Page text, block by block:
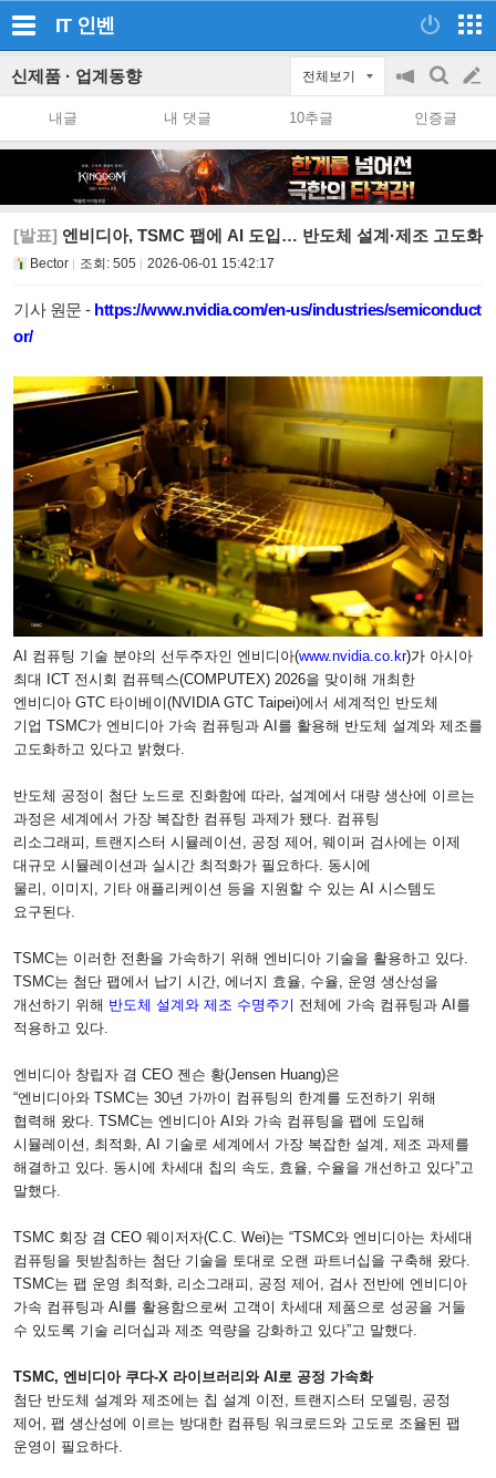
IT 인벤
신제품 · 업계동향 전체보기
공
on/off
검
색
글
쓰
내글 내 댓글 10추글 인증글
[발표] 엔비디아, TSMC 팹에 AI 도입… 반도체 설계·제조 고도화
Bector 조회: 505 2026-06-01 15:42:17
기사 원문 - https://www.nvidia.com/en-us/industries/semiconduct
or/
AI 컴퓨팅 기술 분야의 선두주자인 엔비디아(www.nvidia.co.kr)가 아시아
최대
ICT 전시회 컴퓨텍스(COMPUTEX) 2026을 맞이해 개최한
엔비디아 GTC 타이베이(NVIDIA GTC Taipei)에서 세계적인 반도체
기업 TSMC가 엔비디아 가속 컴퓨팅과 AI 를 활용해 반도체 설계와 제조를
고도화하고 있다고 밝혔다
반도체 공정이 첨단 노드로 진화함에 따라 설계에서 대량 생산에 이르는
과정은 세계에서 가장 복잡한 컴퓨팅 과제가 됐다 컴퓨팅
리소그래피
트랜지스터 시뮬레이션 공정 제어
웨이퍼 검사에는 이제
대규모 시뮬레이션과 실시간 최적화가 필요하다 동시에
물리
이미지 기타 애플리케이션 등을 지원할 수 있는 AI 시스템도
요구된다
TSMC는 이러한 전환을 가속하기 위해 엔비디아 기술을 활용하고 있다
TSMC는 첨단 팹에서 납기 시간 에너지 효율 수율
운영 생산성을
개선하기 위해 반도체 설계와 제조 수명주기 전체에 가속 컴퓨팅과 AI 를
적용하고 있다
엔비디아 창립자 겸 CEO 젠슨 황(Jensen Huang)은
“엔비디아와 TSMC는 30년 가까이 컴퓨팅의 한계를 도전하기 위해
협력해 왔다 . TSMC는 엔비디아 AI 와 가속 컴퓨팅을 팹에 도입해
시뮬레이션
최적화 , AI 기술로 세계에서 가장 복잡한 설계
제조 과제를
해결하고 있다 동시에 차세대 칩의 속도 효율
수율을 개선하고 있다”고
말했다
TSMC 회장 겸 CEO 웨이저자(C.C. Wei)는 “TSMC와 엔비디아는 차세대
컴퓨팅을 뒷받침하는 첨단 기술을 토대로 오랜 파트너십을 구축해 왔다
TSMC는 팹 운영 최적화 리소그래피 공정 제어
검사 전반에 엔비디아
가속 컴퓨팅과 AI 를 활용함으로써 고객이 차세대 제품으로 성공을 거둘
수 있도록 기술 리더십과 제조 역량을 강화하고 있다”고 말했다
TSMC, 엔비디아 쿠다-X 라이브러리와AI 로 공정 가속화
첨단 반도체 설계와 제조에는 칩 설계 이전
트랜지스터 모델링
공정
제어
팹 생산성에 이르는 방대한 컴퓨팅 워크로드와 고도로 조율된 팹
운영이 필요하다